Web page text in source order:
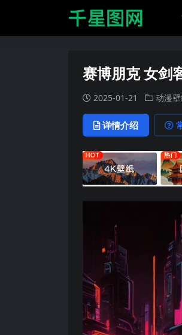
赛博朋克 女剑
2025-01-21 动漫
详情介绍